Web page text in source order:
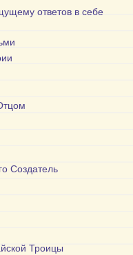
ответов в себе
Создатель
Троицы